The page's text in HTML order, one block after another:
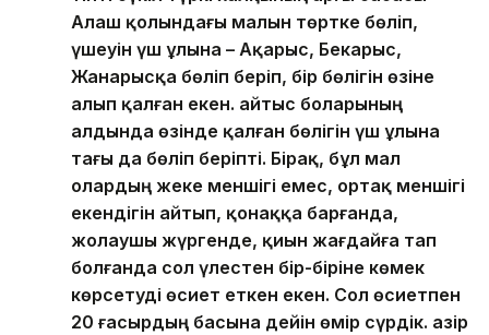
Алаш қолындағы малын төртке бөліп,
үшеуін үш ұлына – Ақарыс, Бекарыс,
Жанарысқа бөліп беріп, бір бөлігін өзіне
алып қалған екен. Қайтыс боларының
алдында өзінде қалған бөлігін үш ұлына
тағы да бөліп беріпті. Бірақ, бұл мал
олардың жеке меншігі емес, ортақ меншігі
екендігін айтып, қонаққа барғанда,
жолаушы жүргенде, қиын жағдайға тап
болғанда сол үлестен бір-біріне көмек
көрсетуді өсиет еткен екен. Сол өсиетпен
20 ғасырдың басына дейін өмір сүрдік. Қазір